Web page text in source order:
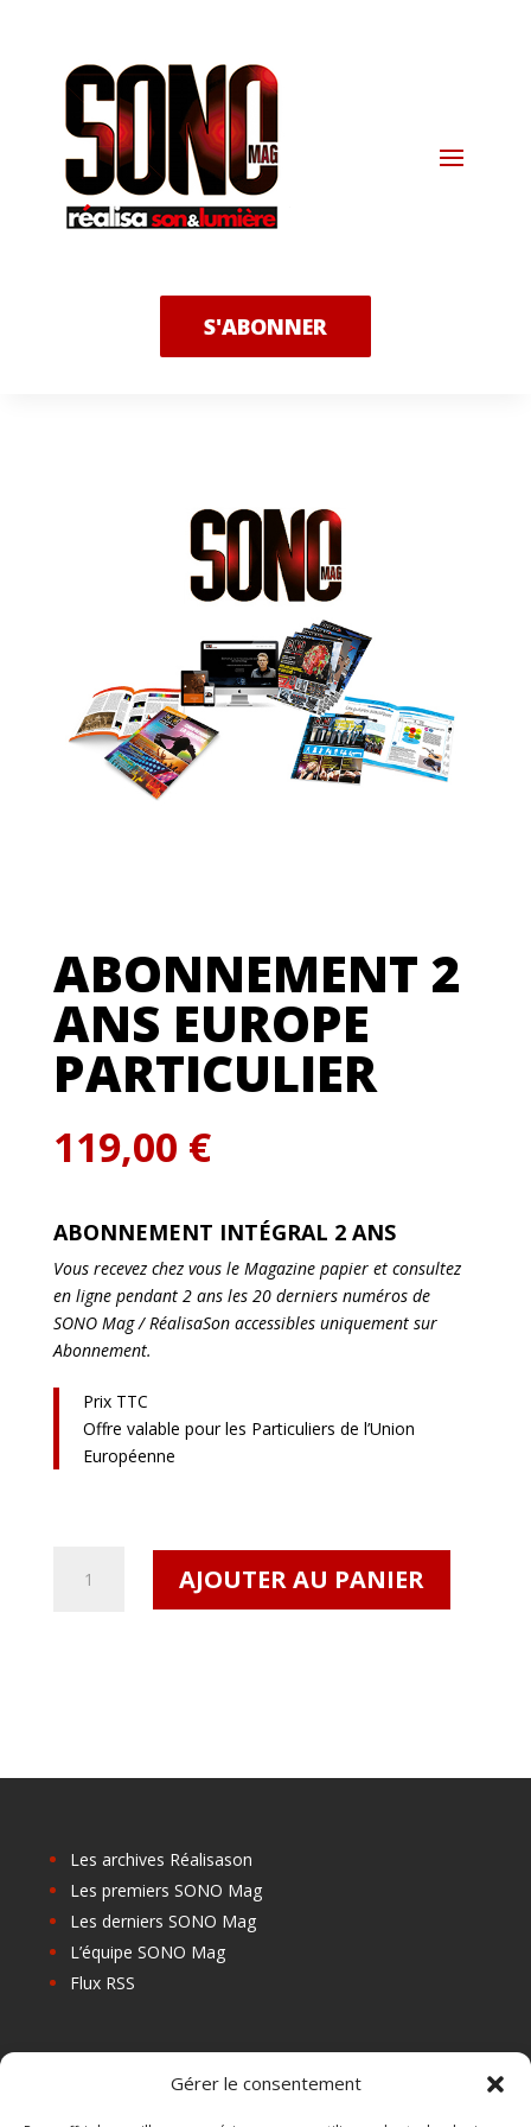
Gérer le consentement
S'ABONNER
ABONNEMENT 2
ANS EUROPE
PARTICULIER
119,00 €
ABONNEMENT INTÉGRAL 2 ANS
Vous recevez chez vous le Magazine papier et consultez
en ligne pendant 2 ans les 20 derniers numéros de
SONO Mag / RéalisaSon accessibles uniquement sur
Abonnement.
Prix TTC
Offre valable pour les Particuliers de l’Union
Européenne
AJOUTER AU PANIER
Les archives Réalisason
Les premiers SONO Mag
Les derniers SONO Mag
L’équipe SONO Mag
Flux RSS
Les Centres de Formation